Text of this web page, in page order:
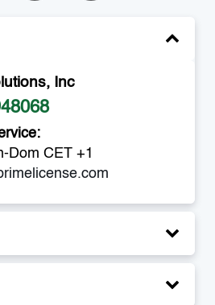
Inc
Dom CET +1